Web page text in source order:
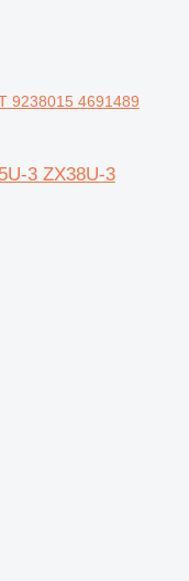
9238015 4691489
3 ZX38U-3